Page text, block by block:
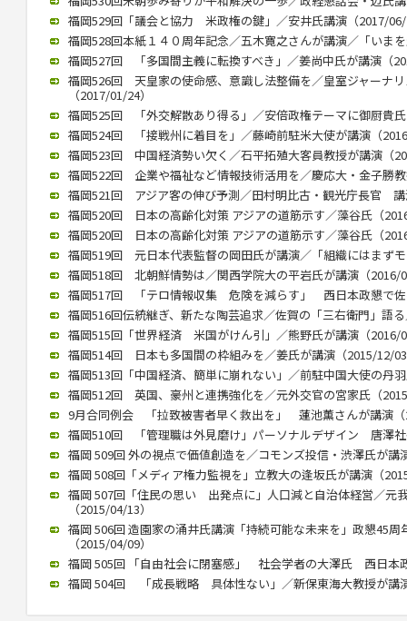
福岡529回「議会と協力 米政権の鍵」／安井氏講演（2017/
福岡528回本紙１４０周年記念／五木寛之さんが講演／「いま
福岡527回 「多国間主義に転換すべき」／姜尚中氏が講演（
福岡526回 天皇家の使命感、意識し法整備を／皇室ジャーナ
（2017/01/24）
福岡525回 「外交解散あり得る」／安倍政権テーマに御厨貴
福岡524回 「接戦州に着目を」／藤崎前駐米大使が講演（
福岡523回 中国経済勢い欠く／石平拓殖大客員教授が講演（
福岡522回 企業や福祉など情報技術活用を／慶応大・金子勝
福岡521回 アジア客の伸び予測／田村明比古・観光庁長官 講
福岡520回 日本の高齢化対策 アジアの道筋示す／藻谷氏（
福岡520回 日本の高齢化対策 アジアの道筋示す／藻谷氏（
福岡519回 元日本代表監督の岡田氏が講演／「組織にはまず
福岡518回 北朝鮮情勢は／関西学院大の平岩氏が講演（2016/
福岡517回 「テロ情報収集 危険を減らす」 西日本政懇で佐
福岡516回伝統継ぎ、新たな陶芸追求／佐賀の「三右衛門」語
福岡515回「世界経済 米国がけん引」／熊野氏が講演（2016/
福岡514回 日本も多国間の枠組みを／姜氏が講演（2015/12/
福岡513回「中国経済、簡単に崩れない」／前駐中国大使の丹
福岡512回 英国、豪州と連携強化を／元外交官の宮家氏（
9月合同例会 「拉致被害者早く救出を」 蓮池薫さんが講演
福岡510回 「管理職は外見磨け」パーソナルデザイン 唐澤
福岡 509回 外の視点で価値創造を／コモンズ投信・渋澤氏が講
福岡 508回「メディア権力監視を」立教大の逢坂氏が講演（
福岡 507回「住民の思い 出発点に」人口減と自治体経営／元
（2015/04/13）
福岡 506回 造園家の涌井氏講演「持続可能な未来を」政懇45
（2015/04/09）
福岡 505回 「自由社会に閉塞感」 社会学者の大澤氏 西日本
福岡 504回 「成長戦略 具体性ない」／新保東海大教授が講